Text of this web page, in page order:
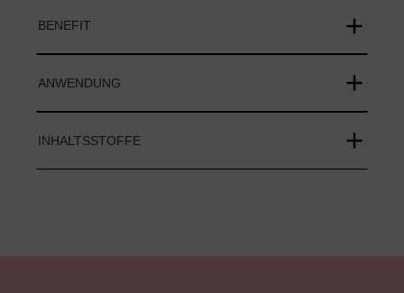
BENEFIT
ANWENDUNG
INHALTSSTOFFE